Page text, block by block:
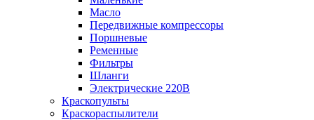
Масло
Передвижные компрессоры
Поршневые
Ременные
Фильтры
Шланги
Электрические 220В
Краскопульты
Краскораспылители